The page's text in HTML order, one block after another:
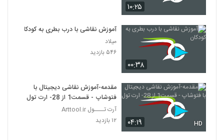
۱۰:۲۵
۰۰:۳۸
آموزش نقاشی با درب بطری به کودکان
میلاد
۵۴۶ بازدید
۰۴:۱۹ HD
مقدمه-آموزش نقاشی دیجیتال با
فتوشاپ - قسمت1 از 28- ارت تول
آرت تــــول Arttool.ir
۱۲ بازدید